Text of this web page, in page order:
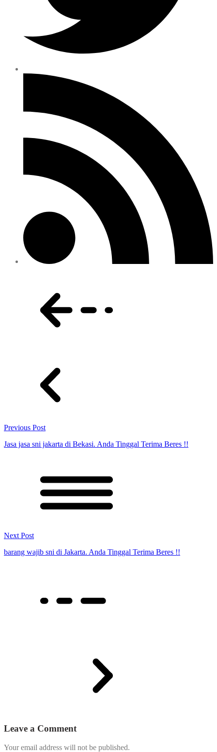
Previous Post
Jasa jasa sni jakarta di Bekasi. Anda Tinggal Terima Beres !!
Next Post
barang wajib sni di Jakarta. Anda Tinggal Terima Beres !!
Leave a Comment
Your email address will not be published.